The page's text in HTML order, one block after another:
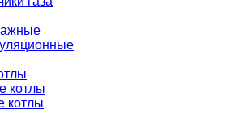
котлы
котлы